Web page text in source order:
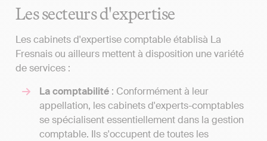
Les secteurs d'expertise
Les cabinets d'expertise comptable établisà La
Fresnais ou ailleurs mettent à disposition une variété
de services :
La comptabilité : Conformément à leur
appellation, les cabinets d'experts-comptables
se spécialisent essentiellement dans la gestion
comptable. Ils s'occupent de toutes les